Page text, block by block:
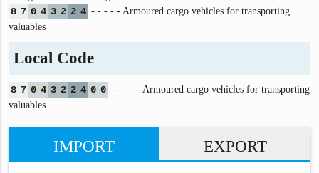
8 7 0 4 3 2 2 4 - - - - - Armoured cargo vehicles for transporting
valuables
Local Code
8 7 0 4 3 2 2 4 0 0 - - - - - Armoured cargo vehicles for transporting
valuables
IMPORT EXPORT